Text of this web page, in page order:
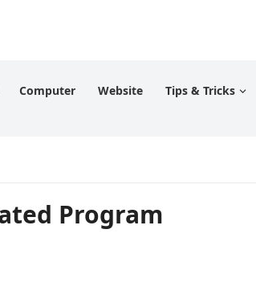
Computer Website Tips & Tricks
Program